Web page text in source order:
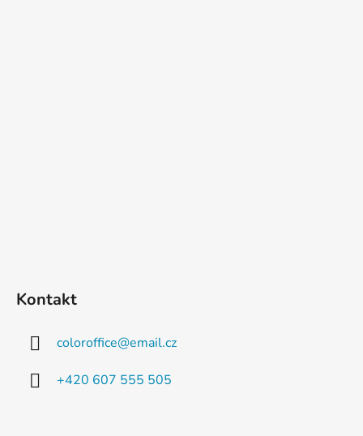
Kontakt
coloroffice@email.cz
+420 607 555 505